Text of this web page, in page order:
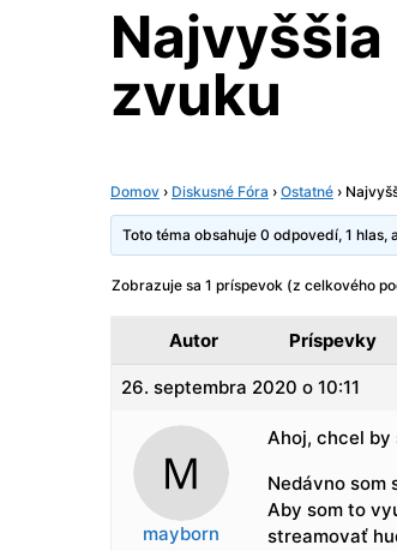
zvuku
Domov › Diskusné Fóra › Ostatné ›
Toto téma obsahuje 0 odpovedí, 1
Zobrazuje sa 1 príspevok (z celkového
Autor Príspevky
26. septembra 2020 o 10:11
mayborn
Ahoj, chcel
Nedávno som
Aby som to
streamovať